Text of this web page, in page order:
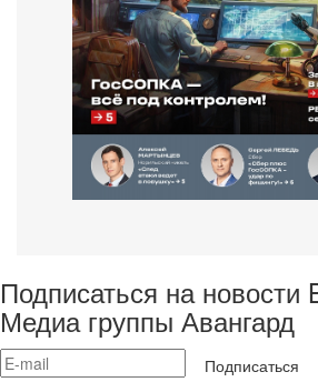
Подписаться на новости
Медиа группы Авангард
Подписаться